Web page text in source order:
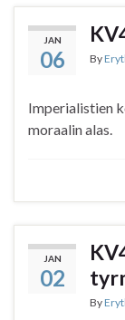
JAN
06 By
Imperialistien
moraalin alas.
JAN
02
By